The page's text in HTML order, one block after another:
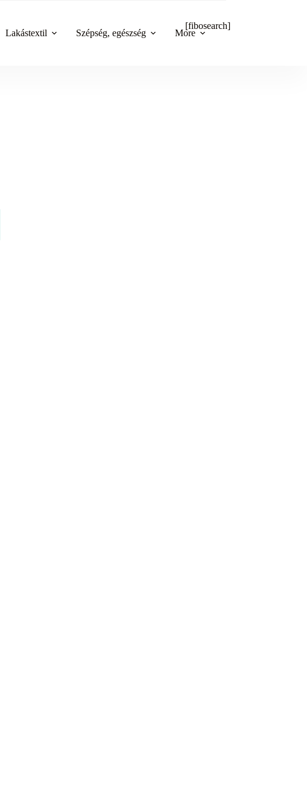
Lakástextil Szépség, egészség More
[fibosearch]